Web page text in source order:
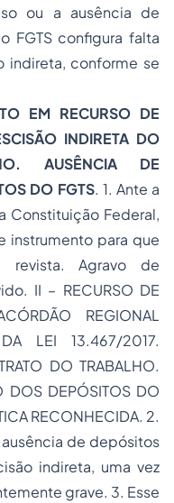
ou a ausência de
FGTS configura falta
indireta, conforme se
EM RECURSO DE
INDIRETA DO
AUSÊNCIA DE
DO FGTS. 1. Ante a
Constituição Federal,
instrumento para que
Agravo de
II – RECURSO DE
REGIONAL
LEI 13.467/2017.
DO TRABALHO.
DOS DEPÓSITOS DO
RECONHECIDA. 2.
ausência de depósitos
indireta, uma vez
grave. 3. Esse